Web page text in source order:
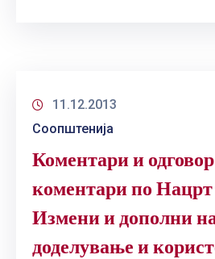
11.12.2013
Соопштенија
Коментари и
коментари по Нацрт
Измени и дополни
доделување и